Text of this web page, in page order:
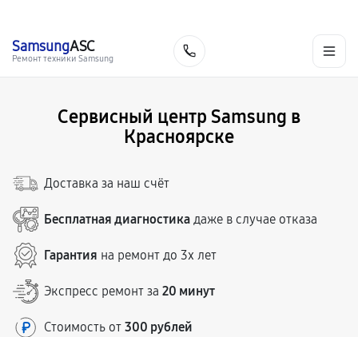
SamsungASC
Ремонт техники Samsung
Сервисный центр Samsung в
Красноярске
Доставка за наш счёт
Бесплатная диагностика даже в случае отказа
Гарантия на ремонт до 3х лет
Экспресс ремонт за 20 минут
Стоимость от 300 рублей